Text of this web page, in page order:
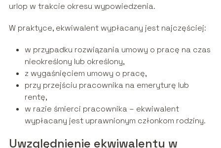
urlop w trakcie okresu wypowiedzenia.
W praktyce, ekwiwalent wypłacany jest najczęściej:
w przypadku rozwiązania umowy o pracę na czas
nieokreślony lub określony,
z wygaśnięciem umowy o pracę,
przy przejściu pracownika na emeryturę lub
rentę,
w razie śmierci pracownika – ekwiwalent
wypłacany jest uprawnionym członkom rodziny.
Uwzględnienie ekwiwalentu w